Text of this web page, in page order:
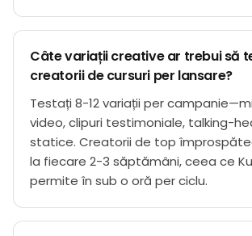
Câte variații creative ar trebui să
creatorii de cursuri per lansare?
Testați 8-12 variații per
video, clipuri testimoniale, talking-
statice. Creatorii de top
la fiecare 2-3 săptămâni, ceea ce
permite în sub o oră per ciclu.